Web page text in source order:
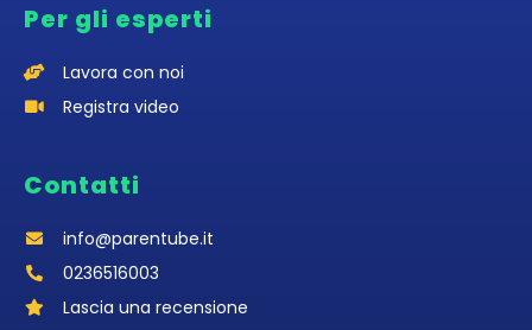
Per gli esperti
Lavora con noi
Registra video
Contatti
info@parentube.it
0236516003‬
Lascia una recensione